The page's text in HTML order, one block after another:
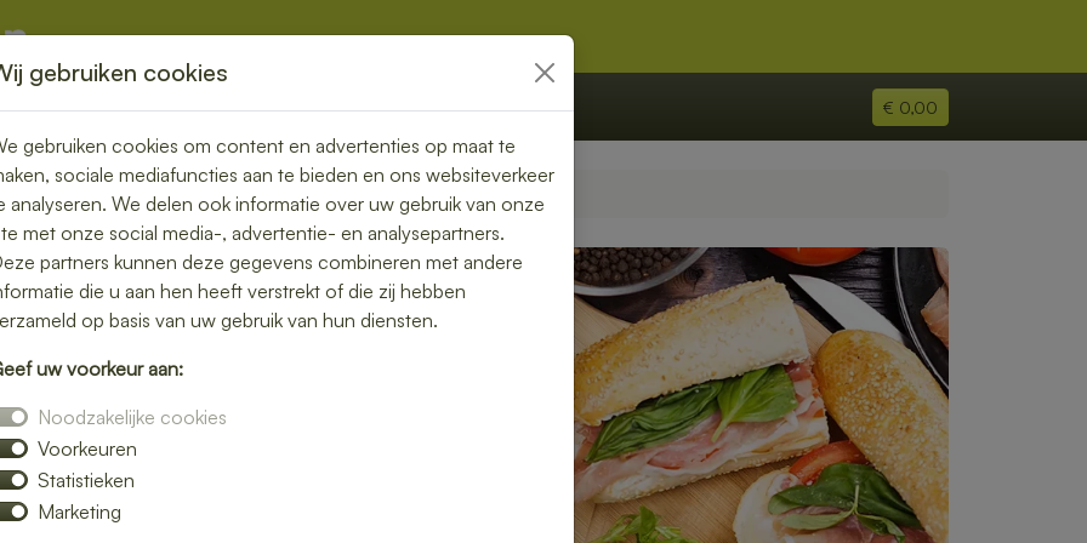
Overige € 0,00
in
en
Laat je lunch bezorgen in Oostburg
gezonde salades en warme maaltijden.
gebruiken cookies
gebruiken cookies om content en advertenties op maat te
sociale mediafuncties aan te bieden en ons websiteverkeer
analyseren. We delen ook informatie over uw gebruik van onze
met onze social media-, advertentie- en analysepartners.
partners kunnen deze gegevens combineren met andere
die u aan hen heeft verstrekt of die zij hebben
op basis van uw gebruik van hun diensten.
uw voorkeur aan:
Noodzakelijke cookies
Voorkeuren
Statistieken
Marketing